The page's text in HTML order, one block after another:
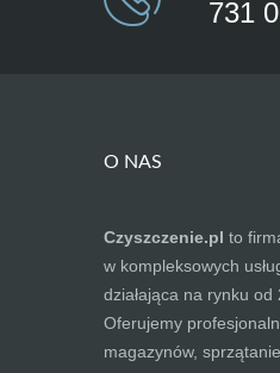
731
O NAS
Czyszczenie.pl to
w kompleksowych
działająca na rynku od
Oferujemy
magazynów,